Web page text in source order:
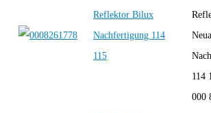
Reflektor Bilux
Nachfertigung 114
115
114
000